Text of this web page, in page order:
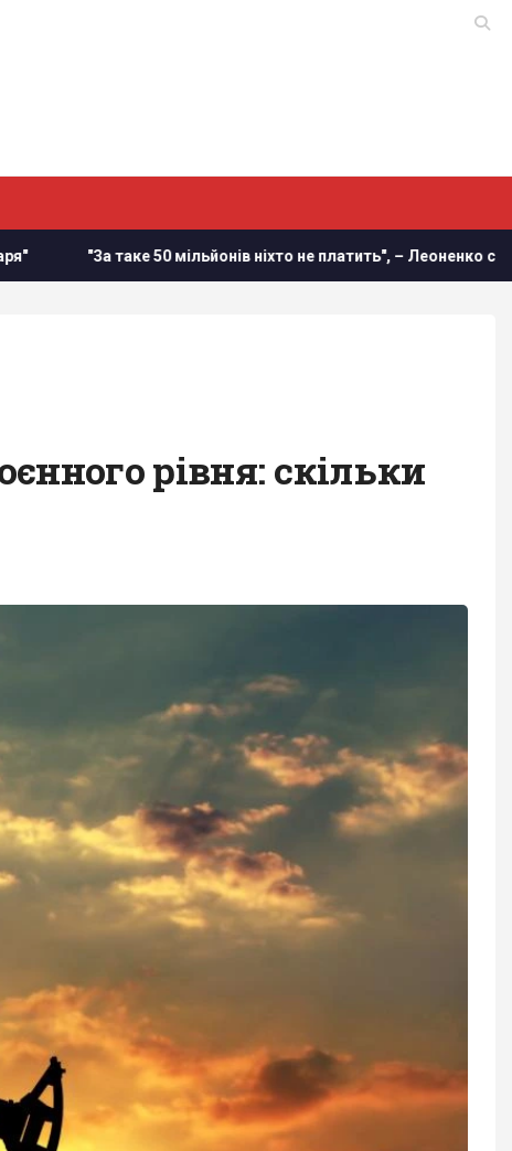
50 мільйонів ніхто не платить", – Леоненко скептично
рівня: скільки